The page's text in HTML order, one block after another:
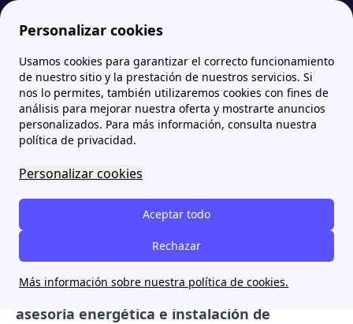
Personalizar cookies
Usamos cookies para garantizar el correcto funcionamiento
de nuestro sitio y la prestación de nuestros servicios. Si
nos lo permites, también utilizaremos cookies con fines de
análisis para mejorar nuestra oferta y mostrarte anuncios
personalizados. Para más información, consulta nuestra
política de privacidad.
Personalizar cookies
Aceptar todo
Rechazar
Más información sobre nuestra política de cookies.
Papernest.es Comercializadoras Nabalia Energía: Tarifas, Opiniones, Contacto y Solar
Nabalia Energía: Tarifas,
Opiniones, Contacto y
Solar
Nabalia Energíaes una comercializadora de
tarifas de electricidad y gas natural en el
mercado libre español. La compañía también
baterías de condensadores, servicios de
asesoría energética e instalación de